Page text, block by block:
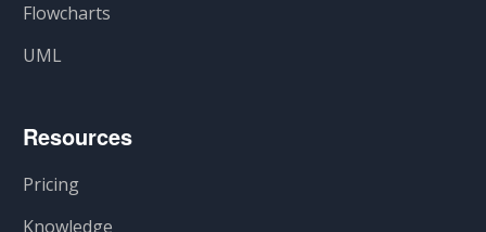
Flowcharts
UML
Resources
Pricing
Knowledge